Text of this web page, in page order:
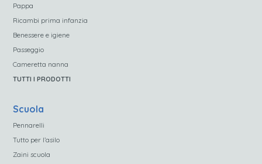
Pappa
Ricambi prima infanzia
Benessere e igiene
Passeggio
Cameretta nanna
TUTTI I PRODOTTI
Scuola
Pennarelli
Tutto per l’asilo
Zaini scuola